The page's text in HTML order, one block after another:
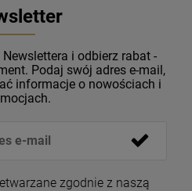
i odbierz rabat -
Podaj swój adres e-mail,
informacje o nowościach i
zgodnie z naszą